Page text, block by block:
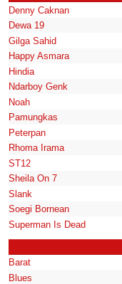
Denny Caknan
Dewa 19
Gilga Sahid
Happy Asmara
Hindia
Ndarboy Genk
Noah
Pamungkas
Peterpan
Rhoma Irama
ST12
Sheila On 7
Slank
Soegi Bornean
Superman Is Dead
Barat
Blues